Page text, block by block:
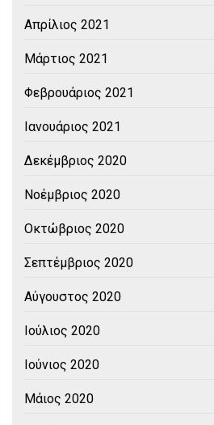
Απρίλιος 2021
Μάρτιος 2021
Φεβρουάριος 2021
Ιανουάριος 2021
Δεκέμβριος 2020
Νοέμβριος 2020
Οκτώβριος 2020
Σεπτέμβριος 2020
Αύγουστος 2020
Ιούλιος 2020
Ιούνιος 2020
Μάιος 2020